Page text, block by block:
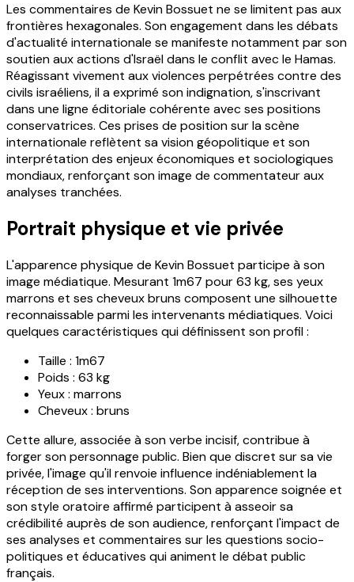
Les commentaires de Kevin Bossuet ne se limitent pas aux
frontières hexagonales. Son engagement dans les débats
d'actualité internationale se manifeste notamment par son
soutien aux actions d'Israël dans le conflit avec le Hamas.
Réagissant vivement aux violences perpétrées contre des
civils israéliens, il a exprimé son indignation, s'inscrivant
dans une ligne éditoriale cohérente avec ses positions
conservatrices. Ces prises de position sur la scène
internationale reflètent sa vision géopolitique et son
interprétation des enjeux économiques et sociologiques
mondiaux, renforçant son image de commentateur aux
analyses tranchées.
Portrait physique et vie privée
L'apparence physique de Kevin Bossuet participe à son
image médiatique. Mesurant 1m67 pour 63 kg, ses yeux
marrons et ses cheveux bruns composent une silhouette
reconnaissable parmi les intervenants médiatiques. Voici
quelques caractéristiques qui définissent son profil :
Taille : 1m67
Poids : 63 kg
Yeux : marrons
Cheveux : bruns
Cette allure, associée à son verbe incisif, contribue à
forger son personnage public. Bien que discret sur sa vie
privée, l'image qu'il renvoie influence indéniablement la
réception de ses interventions. Son apparence soignée et
son style oratoire affirmé participent à asseoir sa
crédibilité auprès de son audience, renforçant l'impact de
ses analyses et commentaires sur les questions socio-
politiques et éducatives qui animent le débat public
français.